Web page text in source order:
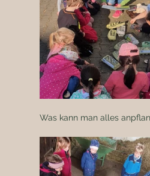
Was kann man alles